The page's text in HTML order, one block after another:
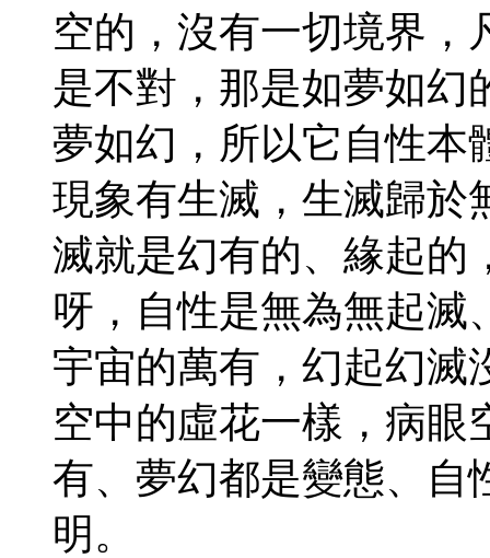
空的，沒有一切境界，
是不對，那是如夢如幻
夢如幻，所以它自性本
現象有生滅，生滅歸於
滅就是幻有的、緣起的
呀，自性是無為無起滅
宇宙的萬有，幻起幻滅
空中的虛花一樣，病眼
有、夢幻都是變態、自
明。